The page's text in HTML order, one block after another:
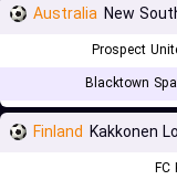
Australia New
Prospect
Blacktown
Finland Kakkonen
FC